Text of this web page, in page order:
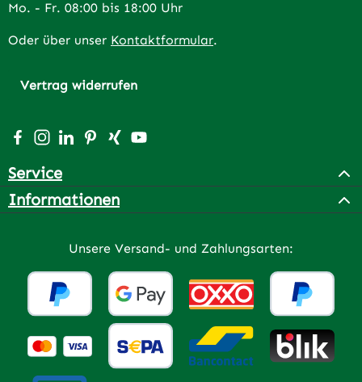
Mo. - Fr. 08:00 bis 18:00 Uhr
Oder über unser Kontaktformular.
Vertrag widerrufen
Besuche uns auf Facebook – öffnet in neuem Tab
Schau auf Instagram vorbei – öffnet in neuem Tab
Vernetze dich mit uns auf LinkedIn – öffnet in
Lass dich auf Pinterest inspirieren – öffnet
Vernetze dich mit uns auf Xing – öffnet
Sieh dir unsere Videos auf YouTube
Service
Informationen
Unsere Versand- und Zahlungsarten: